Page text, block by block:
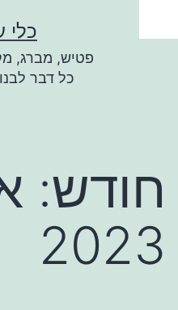
לתוכן
כלי
פטיש, מברג,
כל דבר
חודש:
2023